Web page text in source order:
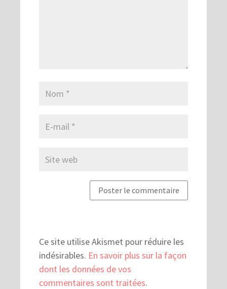
Ce site utilise Akismet pour réduire les
indésirables. En savoir plus sur la façon
dont les données de vos
commentaires sont traitées.